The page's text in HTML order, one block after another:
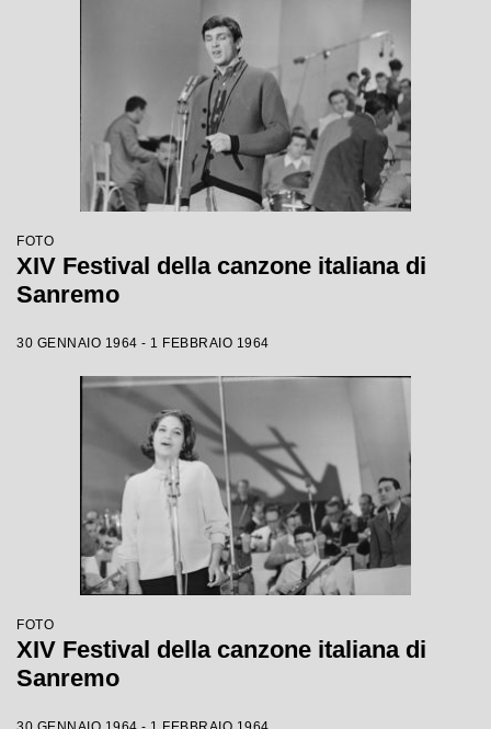
FOTO
XIV Festival della canzone italiana di
Sanremo
30 GENNAIO 1964 - 1 FEBBRAIO 1964
FOTO
XIV Festival della canzone italiana di
Sanremo